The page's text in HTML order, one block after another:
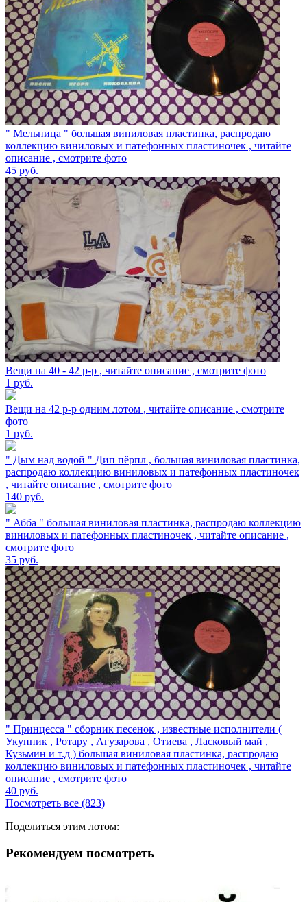
" Мельница " большая виниловая пластинка, распродаю
коллекцию виниловых и патефонных пластиночек , читайте
описание , смотрите фото
45 руб.
Вещи на 40 - 42 р-р , читайте описание , смотрите фото
1 руб.
Вещи на 42 р-р одним лотом , читайте описание , смотрите
фото
1 руб.
" Дым над водой " Дип пёрпл , большая виниловая пластинка,
распродаю коллекцию виниловых и патефонных пластиночек
, читайте описание , смотрите фото
140 руб.
" Абба " большая виниловая пластинка, распродаю коллекцию
виниловых и патефонных пластиночек , читайте описание ,
смотрите фото
35 руб.
" Принцесса " сборник песенок , известные исполнители (
Укупник , Ротару , Агузарова , Отиева , Ласковый май ,
Кузьмин и т.д ) большая виниловая пластинка, распродаю
коллекцию виниловых и патефонных пластиночек , читайте
описание , смотрите фото
40 руб.
Посмотреть все (823)
Поделиться этим лотом:
Рекомендуем посмотреть